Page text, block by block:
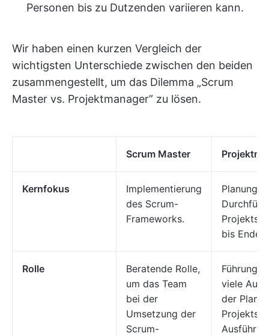
Personen bis zu Dutzenden variieren kann.
Wir haben einen kurzen Vergleich der
wichtigsten Unterschiede zwischen den beiden
zusammengestellt, um das Dilemma „Scrum
Master vs. Projektmanager” zu lösen.
Scrum Master
Kernfokus
Implementierung
des Scrum-
Frameworks.
Planung
Projekts
bis Ende.
Rolle
Beratende Rolle,
um das Team
bei der
Umsetzung der
Scrum-
viele
der
Projekts